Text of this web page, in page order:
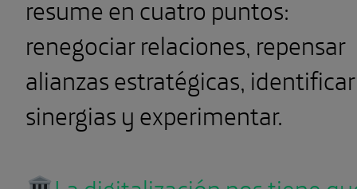
sinergias y experimentar.
La digitalización nos tiene
acercar. La cercanía con el